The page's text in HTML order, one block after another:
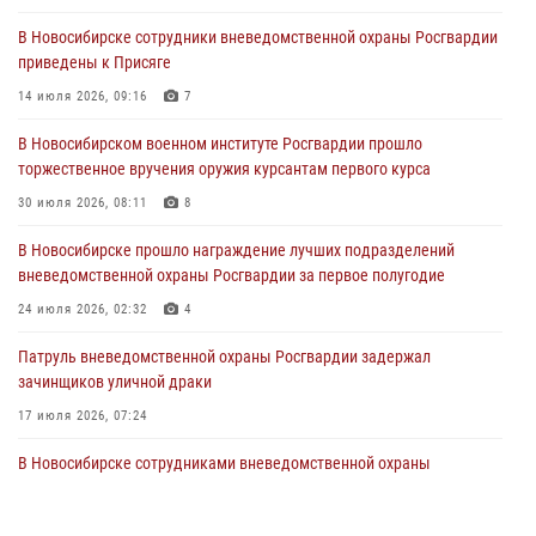
В Новосибирске сотрудниками вневедомственной охраны
Росгвардии задержан гражданин, находящийся в розыске
В Новосибирске военнослужащие отряда спецназа «Ермак»
Росгвардии провели занятия по беспарашютному десантированию
В Новосибирске военнослужащие Росгвардии почтили память детей
– жертв войны в Донбассе
В Новосибирске сотрудники вневедомственной охраны Росгвардии
приведены к Присяге
14 июля 2026, 09:16 7
В Новосибирском военном институте Росгвардии прошло
торжественное вручения оружия курсантам первого курса
30 июля 2026, 08:11 8
В Новосибирске прошло награждение лучших подразделений
вневедомственной охраны Росгвардии за первое полугодие
24 июля 2026, 02:32 4
Патруль вневедомственной охраны Росгвардии задержал
зачинщиков уличной драки
17 июля 2026, 07:24
В Новосибирске сотрудниками вневедомственной охраны